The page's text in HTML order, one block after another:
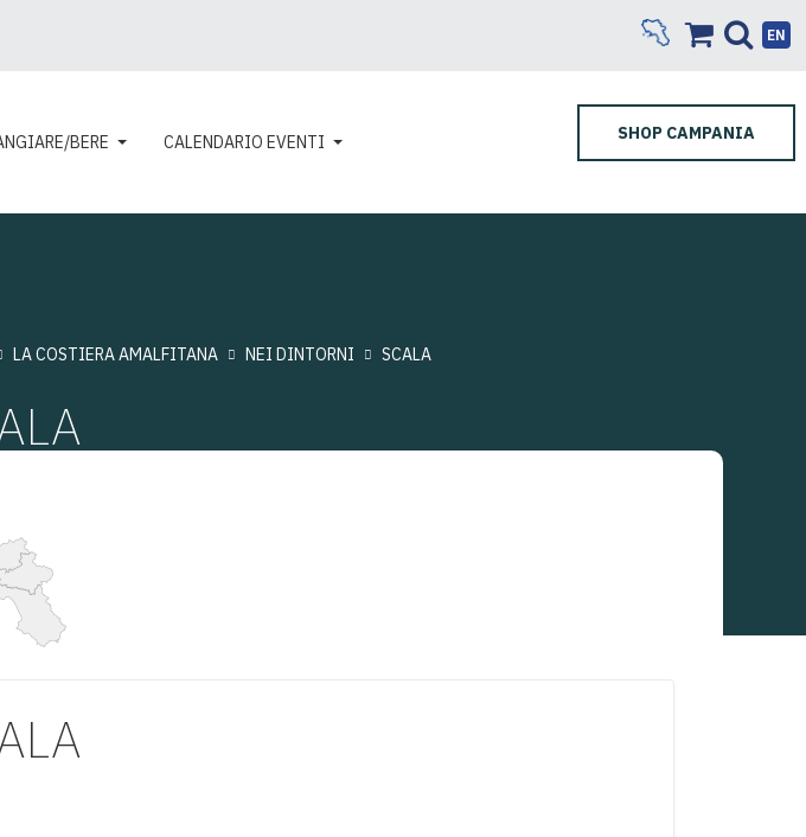
EN
BERE CALENDARIO EVENTI SHOP CAMPANIA
LA COSTIERA AMALFITANA NEI DINTORNI SCALA